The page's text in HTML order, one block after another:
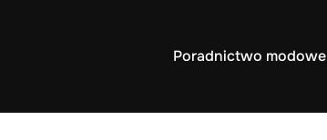
Poradnictwo modowe